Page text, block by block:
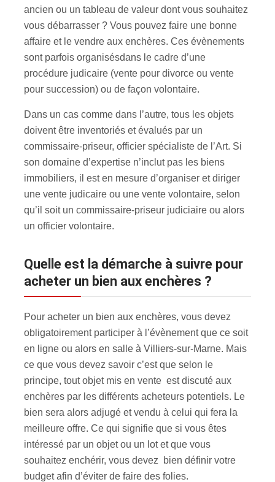
ancien ou un tableau de valeur dont vous souhaitez
vous débarrasser ? Vous pouvez faire une bonne
affaire et le vendre aux enchères. Ces évènements
sont parfois organisésdans le cadre d’une
procédure judicaire (vente pour divorce ou vente
pour succession) ou de façon volontaire.
Dans un cas comme dans l’autre, tous les objets
doivent être inventoriés et évalués par un
commissaire-priseur, officier spécialiste de l’Art. Si
son domaine d’expertise n’inclut pas les biens
immobiliers, il est en mesure d’organiser et diriger
une vente judicaire ou une vente volontaire, selon
qu’il soit un commissaire-priseur judiciaire ou alors
un officier volontaire.
Quelle est la démarche à suivre pour
acheter un bien aux enchères ?
Pour acheter un bien aux enchères, vous devez
obligatoirement participer à l’évènement que ce soit
en ligne ou alors en salle à Villiers-sur-Marne. Mais
ce que vous devez savoir c’est que selon le
principe, tout objet mis en vente est discuté aux
enchères par les différents acheteurs potentiels. Le
bien sera alors adjugé et vendu à celui qui fera la
meilleure offre. Ce qui signifie que si vous êtes
intéressé par un objet ou un lot et que vous
souhaitez enchérir, vous devez bien définir votre
budget afin d’éviter de faire des folies.